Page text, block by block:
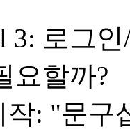
3: 로그
요할까?
작: "문구